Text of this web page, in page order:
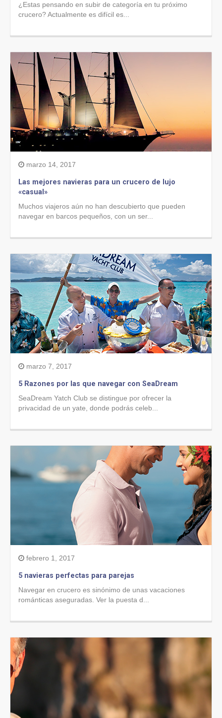
¿Estas pensando en subir de categoría en tu próximo
crucero? Actualmente es difícil es...
marzo 14, 2017
Las mejores navieras para un crucero de lujo
«casual»
Muchos viajeros aún no han descubierto que pueden
navegar en barcos pequeños, con un ser...
marzo 7, 2017
5 Razones por las que navegar con SeaDream
SeaDream Yatch Club se distingue por ofrecer la
privacidad de un yate, donde podrás celeb...
febrero 1, 2017
5 navieras perfectas para parejas
Navegar en crucero es sinónimo de unas vacaciones
románticas aseguradas. Ver la puesta d...